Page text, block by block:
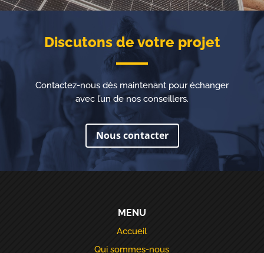
Discutons de votre projet
Contactez-nous dès maintenant pour échanger
avec l’un de nos conseillers.
Nous contacter
MENU
Accueil
Qui sommes-nous